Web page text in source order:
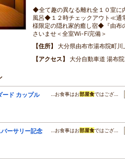
◆全て趣の異なる離れ全１０室に
風呂◆１２時チェックアウト≪
様限定の隠れ家的癒し宿◆『由布
さいませ＜全室Wi-Fi完備＞
住所
大分県由布市湯布院町
アクセス
大分自動車道 湯布
ド カップル
…お食事はお部屋食ではござ…
ーサリー記念
…お食事はお部屋食ではござ…